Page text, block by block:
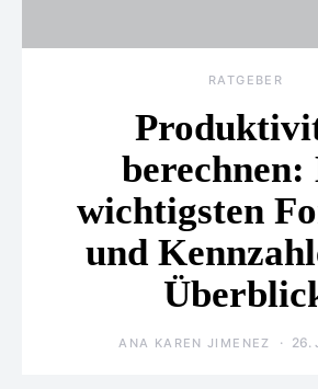
RATGEBER
berechnen:
wichtigsten
und
ANA KAREN JIMENEZ 26.